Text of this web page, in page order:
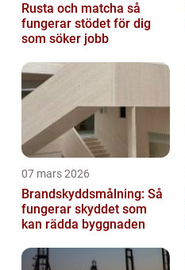
Rusta och matcha så
fungerar stödet för dig
som söker jobb
07 mars 2026
Brandskyddsmålning: Så
fungerar skyddet som
kan rädda byggnaden